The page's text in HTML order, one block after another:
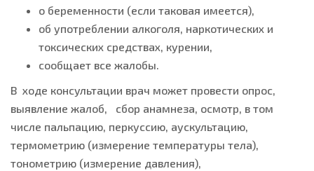
о беременности (если таковая имеется),
об употреблении алкоголя, наркотических и
токсических средствах, курении,
сообщает все жалобы.
В ходе консультации врач может провести опрос,
выявление жалоб, сбор анамнеза, осмотр, в том
числе пальпацию, перкуссию, аускультацию,
термометрию (измерение температуры тела),
тонометрию (измерение давления),